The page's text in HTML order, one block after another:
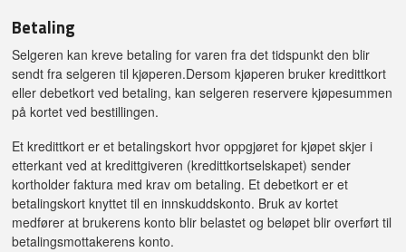
Betaling
Selgeren kan kreve betaling for varen fra det tidspunkt den blir
sendt fra selgeren til kjøperen.Dersom kjøperen bruker kredittkort
eller debetkort ved betaling, kan selgeren reservere kjøpesummen
på kortet ved bestillingen.
Et kredittkort er et betalingskort hvor oppgjøret for kjøpet skjer i
etterkant ved at kredittgiveren (kredittkortselskapet) sender
kortholder faktura med krav om betaling. Et debetkort er et
betalingskort knyttet til en innskuddskonto. Bruk av kortet
medfører at brukerens konto blir belastet og beløpet blir overført til
betalingsmottakerens konto.